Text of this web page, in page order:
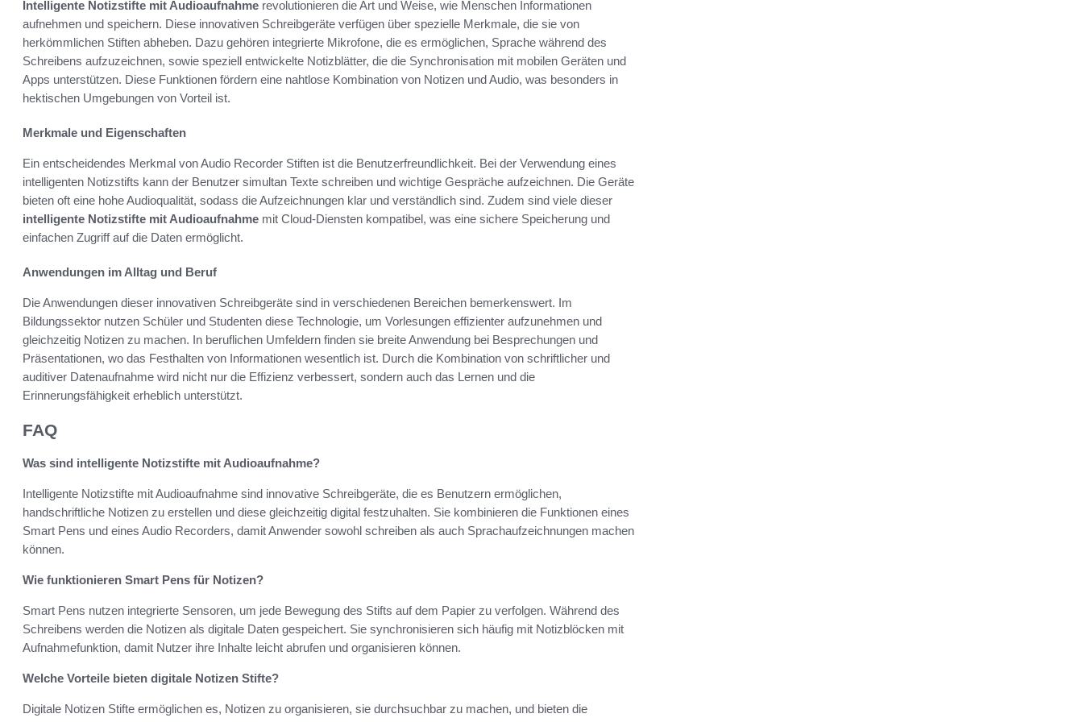
Intelligente Notizstifte mit Audioaufnahme revolutionieren die Art und Weise, wie Menschen Informationen
aufnehmen und speichern. Diese innovativen Schreibgeräte verfügen über spezielle Merkmale, die sie von
herkömmlichen Stiften abheben. Dazu gehören integrierte Mikrofone, die es ermöglichen, Sprache während des
Schreibens aufzuzeichnen, sowie speziell entwickelte Notizblätter, die die Synchronisation mit mobilen Geräten und
Apps unterstützen. Diese Funktionen fördern eine nahtlose Kombination von Notizen und Audio, was besonders in
hektischen Umgebungen von Vorteil ist.
Merkmale und Eigenschaften
Ein entscheidendes Merkmal von Audio Recorder Stiften ist die Benutzerfreundlichkeit. Bei der Verwendung eines
intelligenten Notizstifts kann der Benutzer simultan Texte schreiben und wichtige Gespräche aufzeichnen. Die Geräte
bieten oft eine hohe Audioqualität, sodass die Aufzeichnungen klar und verständlich sind. Zudem sind viele dieser
intelligente Notizstifte mit Audioaufnahme mit Cloud-Diensten kompatibel, was eine sichere Speicherung und
einfachen Zugriff auf die Daten ermöglicht.
Anwendungen im Alltag und Beruf
Die Anwendungen dieser innovativen Schreibgeräte sind in verschiedenen Bereichen bemerkenswert. Im
Bildungssektor nutzen Schüler und Studenten diese Technologie, um Vorlesungen effizienter aufzunehmen und
gleichzeitig Notizen zu machen. In beruflichen Umfeldern finden sie breite Anwendung bei Besprechungen und
Präsentationen, wo das Festhalten von Informationen wesentlich ist. Durch die Kombination von schriftlicher und
auditiver Datenaufnahme wird nicht nur die Effizienz verbessert, sondern auch das Lernen und die
Erinnerungsfähigkeit erheblich unterstützt.
FAQ
Was sind intelligente Notizstifte mit Audioaufnahme?
Intelligente Notizstifte mit Audioaufnahme sind innovative Schreibgeräte, die es Benutzern ermöglichen,
handschriftliche Notizen zu erstellen und diese gleichzeitig digital festzuhalten. Sie kombinieren die Funktionen eines
Smart Pens und eines Audio Recorders, damit Anwender sowohl schreiben als auch Sprachaufzeichnungen machen
können.
Wie funktionieren Smart Pens für Notizen?
Smart Pens nutzen integrierte Sensoren, um jede Bewegung des Stifts auf dem Papier zu verfolgen. Während des
Schreibens werden die Notizen als digitale Daten gespeichert. Sie synchronisieren sich häufig mit Notizblöcken mit
Aufnahmefunktion, damit Nutzer ihre Inhalte leicht abrufen und organisieren können.
Welche Vorteile bieten digitale Notizen Stifte?
Digitale Notizen Stifte ermöglichen es, Notizen zu organisieren, sie durchsuchbar zu machen, und bieten die